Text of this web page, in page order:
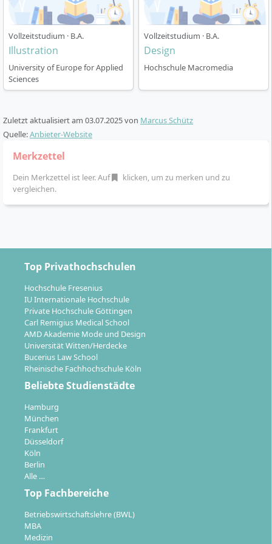
und Auslandsfahrten
Enge Betreuung und individuelle Förderung durch
Lehrende
Option auf ein einjähriges Masterstudium (M.F.A.)
im Anschluss
Karrierechancen & Berufsmöglichkeiten nach
dem B.F.A.
Nach dem erfolgreichen Abschluss des Bachelor Freie
Raum gestalten. Die breite künstlerische, methodische
und praxisorientierte Ausbildung eröffnet dir
zusätzliche Perspektiven in kunstnahen Berufsfeldern.
Tätigkeit als bildende Künstlerin oder bildender
Künstler (z. B. Ausstellungen, eigene Ateliers,
Kunstvereine)
Projektarbeit im öffentlichen Raum oder mit
sozialen Institutionen
im HKS-Forum „level one“ in Hamburg)
Beteiligung an interdisziplinären Kunstprojekten
Möglichkeiten für weiterführende Studiengänge
wie Master of Fine Arts
Studienort: Studieren in Ottersberg
Vollzeitstudium · B.A.
Illustration
University of Europe for Applied
Sciences
Vollzeitstudium · B.A.
Design
Hochschule Macromedia
Zuletzt aktualisiert am 03.07.2025von Marcus Schütz
Quelle:Anbieter-Website
Merkzettel
Dein Merkzettel ist leer. Auf
klicken, um zu merken und zu
vergleichen.
Top Privathochschulen
Hochschule Fresenius
IU Internationale Hochschule
Private Hochschule Göttingen
Carl Remigius Medical School
AMD Akademie Mode und Design
Universität Witten/Herdecke
Bucerius Law School
Rheinische Fachhochschule Köln
Beliebte Studienstädte
Hamburg
München
Frankfurt
Düsseldorf
Köln
Berlin
Alle …
Top Fachbereiche
Betriebswirtschaftslehre (BWL)
MBA
Medizin